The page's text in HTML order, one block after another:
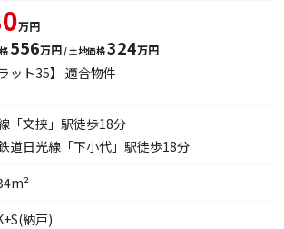
万円
556万円 / 土地価格324万円
ラット35】 適合物件
「文挟」駅徒歩18分
道日光線「下小代」駅徒歩18分
納戸)